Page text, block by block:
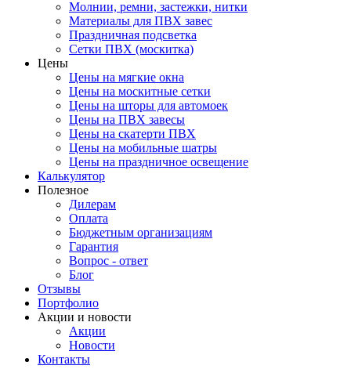
Молнии, ремни, застежки, нитки
Материалы для ПВХ завес
Праздничная подсветка
Сетки ПВХ (москитка)
Цены
Цены на мягкие окна
Цены на москитные сетки
Цены на шторы для автомоек
Цены на ПВХ завесы
Цены на скатерти ПВХ
Цены на мобильные шатры
Цены на праздничное освещение
Калькулятор
Полезное
Дилерам
Оплата
Бюджетным организациям
Гарантия
Вопрос - ответ
Блог
Отзывы
Портфолио
Акции и новости
Акции
Новости
Контакты